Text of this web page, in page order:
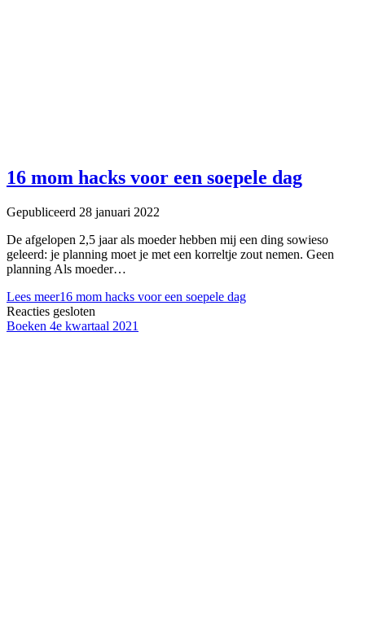
16 mom hacks voor een soepele dag
Gepubliceerd 28 januari 2022
De afgelopen 2,5 jaar als moeder hebben mij een ding sowieso
geleerd: je planning moet je met een korreltje zout nemen. Geen
planning Als moeder…
Lees meer16 mom hacks voor een soepele dag
Reacties gesloten
Boeken 4e kwartaal 2021